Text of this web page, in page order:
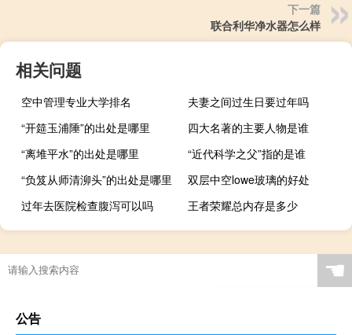
下一篇
联合利华净水器怎么样
相关问题
空中管理专业大学排名
夫妻之间过生日要过年吗
“开筵玉浦陲”的出处是哪里
四大名著的主要人物是谁
“离堆平水”的出处是哪里
“近代科学之父”指的是谁
“负笈从师清泖头”的出处是哪里
双层中空lowe玻璃的好处
过年去医院检查腹泻可以吗
王者荣耀总内存是多少
☚
公告